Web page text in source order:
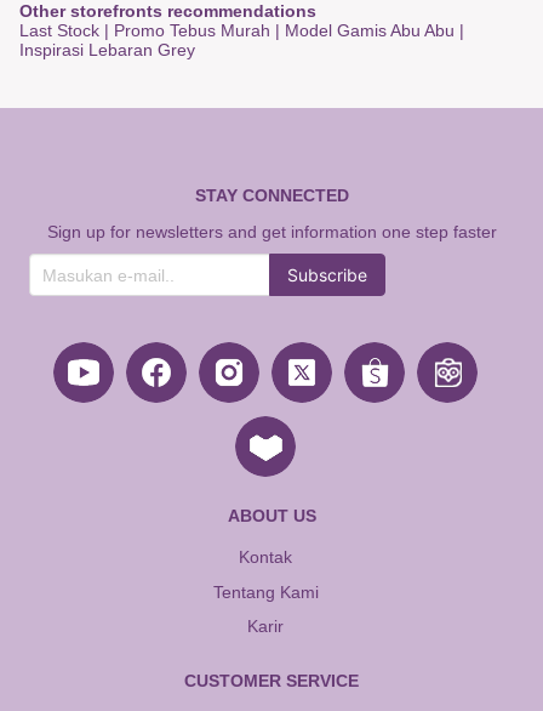
Other storefronts recommendations
Last Stock | Promo Tebus Murah | Model Gamis Abu Abu |
Inspirasi Lebaran Grey
STAY CONNECTED
Sign up for newsletters and get information one step faster
Subscribe
ABOUT US
Kontak
Tentang Kami
Karir
CUSTOMER SERVICE